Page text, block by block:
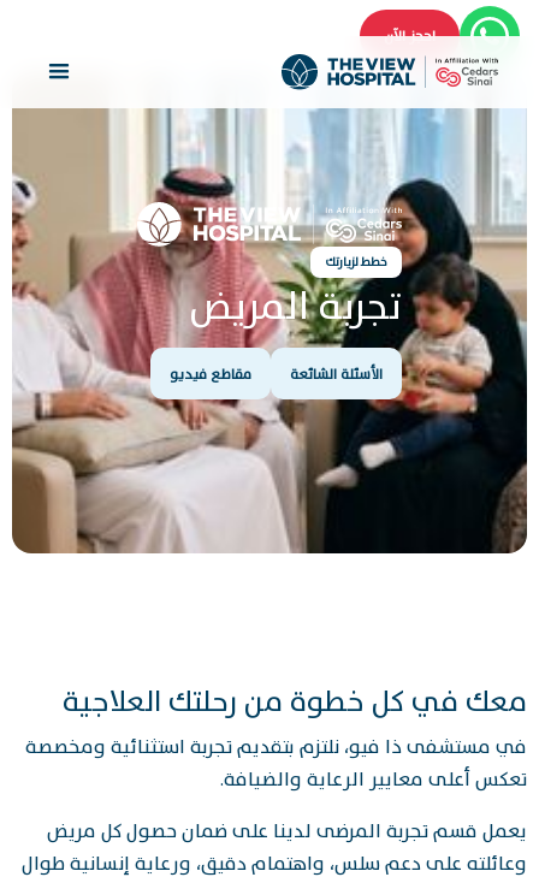
احجز الآن
خطط لزيارتك
تجربة المريض
الأسئلة الشائعة مقاطع فيديو
معك في كل خطوة من رحلتك العلاجية
في مستشفى ذا فيو، نلتزم بتقديم تجربة استثنائية ومخصصة
تعكس أعلى معايير الرعاية والضيافة.
يعمل قسم تجربة المرضى لدينا على ضمان حصول كل مريض
وعائلته على دعم سلس، واهتمام دقيق، ورعاية إنسانية طوال